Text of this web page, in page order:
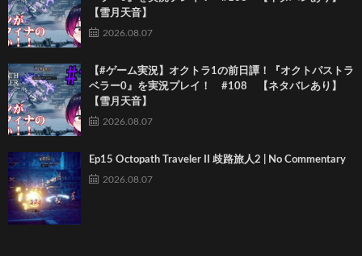
【雪月天音】
2026.08.07
【#ゲーム実況】オクトラ1の前日譚！『オクトパストラ
ベラー0』を実況プレイ！ #108 【ネタバレあり】
【雪月天音】
2026.08.07
Ep15 Octopath Traveler II 歧路旅人2 | No Commentary
2026.08.07